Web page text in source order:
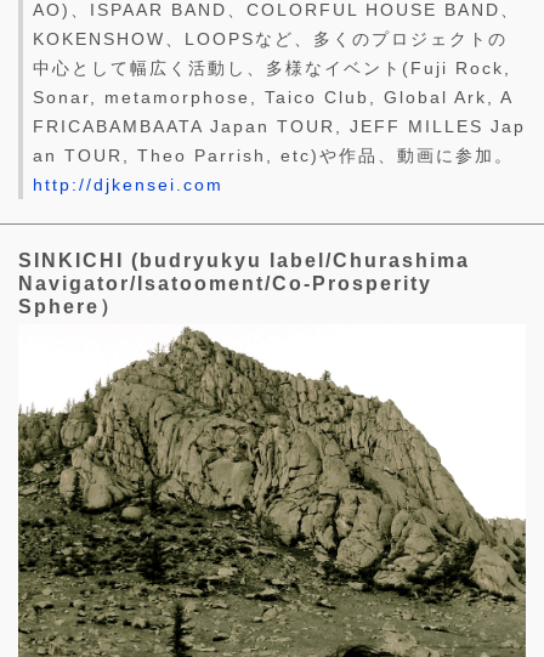
AO)、ISPAAR BAND、COLORFUL HOUSE BAND、
KOKENSHOW、LOOPSなど、多くのプロジェクトの
中心として幅広く活動し、多様なイベント(Fuji Rock,
Sonar, metamorphose, Taico Club, Global Ark, A
FRICABAMBAATA Japan TOUR, JEFF MILLES Jap
an TOUR, Theo Parrish, etc)や作品、動画に参加。
http://djkensei.com
SINKICHI (budryukyu label/Churashima
Navigator/Isatooment/Co-Prosperity
Sphere）